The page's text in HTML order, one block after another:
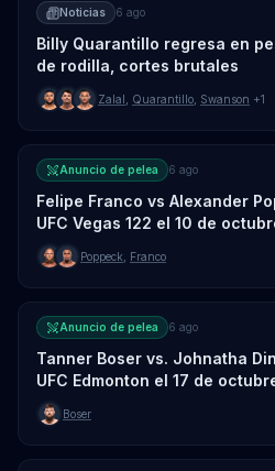
Noticias 6 ago
Billy Quarantillo regresa en
de rodilla, cortes brutales
Zalal Quarantillo Swanson +1
Anuncio de pelea 6 ago
Felipe Franco vs Alexander
UFC Vegas 122 el 10 de
Poppeck Franco
Anuncio de pelea 6 ago
Tanner Boser vs. Johnatha
UFC Edmonton el 17 de
Boser